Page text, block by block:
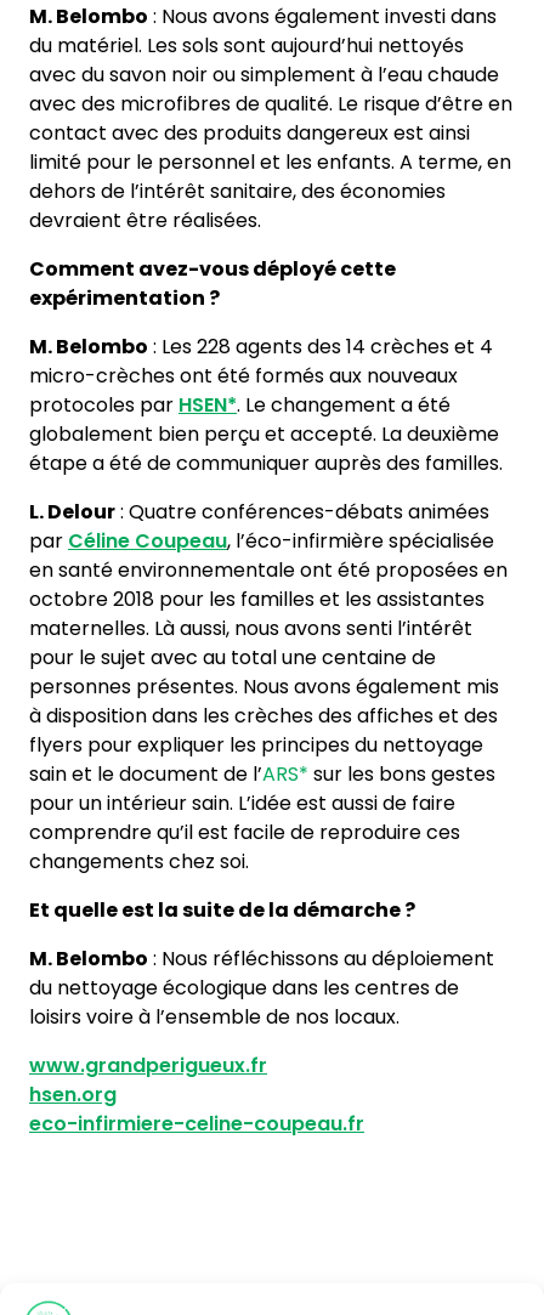
M. Belombo : Nous avons également investi dans
du matériel. Les sols sont aujourd’hui nettoyés
avec du savon noir ou simplement à l’eau chaude
avec des microfibres de qualité. Le risque d’être en
contact avec des produits dangereux est ainsi
limité pour le personnel et les enfants. A terme, en
dehors de l’intérêt sanitaire, des économies
devraient être réalisées.
Comment avez-vous déployé cette
expérimentation ?
M. Belombo : Les 228 agents des 14 crèches et 4
micro-crèches ont été formés aux nouveaux
protocoles par HSEN*. Le changement a été
globalement bien perçu et accepté. La deuxième
étape a été de communiquer auprès des familles.
L. Delour: Quatre conférences-débats animées
par Céline Coupeau, l’éco-infirmière spécialisée
en santé environnementale ont été proposées en
octobre 2018 pour les familles et les assistantes
maternelles. Là aussi, nous avons senti l’intérêt
pour le sujet avec au total une centaine de
personnes présentes. Nous avons également mis
à disposition dans les crèches des affiches et des
flyers pour expliquer les principes du nettoyage
sain et le document de l’ARS* sur les bons gestes
pour un intérieur sain. L’idée est aussi de faire
comprendre qu’il est facile de reproduire ces
changements chez soi.
Et quelle est la suite de la démarche ?
M. Belombo : Nous réfléchissons au déploiement
du nettoyage écologique dans les centres de
loisirs voire à l’ensemble de nos locaux.
www.grandperigueux.fr
hsen.org
eco-infirmiere-celine-coupeau.fr